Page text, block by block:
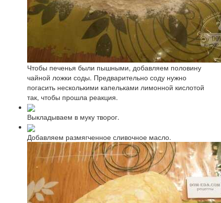
Чтобы печенья были пышными, добавляем половину
чайной ложки соды. Предварительно соду нужно
погасить несколькими капельками лимонной кислотой
так, чтобы прошла реакция.
Выкладываем в муку творог.
Добавляем размягченное сливочное масло.